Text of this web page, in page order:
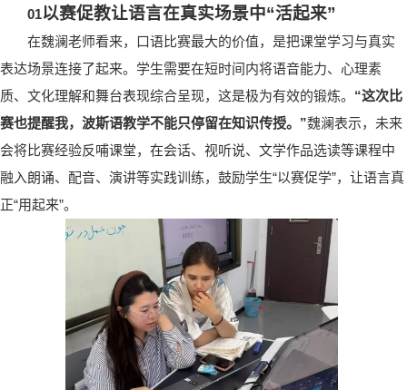
01以赛促教让语言在真实场景中“活起来”
在魏澜老师看来，口语比赛最大的价值，是把课堂学习与真实
表达场景连接了起来。学生需要在短时间内将语音能力、心理素
质、文化理解和舞台表现综合呈现，这是极为有效的锻炼。 “这次比
赛也提醒我，波斯语教学不能只停留在知识传授。”魏澜表示，未来
会将比赛经验反哺课堂，在会话、视听说、文学作品选读等课程中
融入朗诵、配音、演讲等实践训练，鼓励学生“以赛促学”，让语言真
正“用起来”。